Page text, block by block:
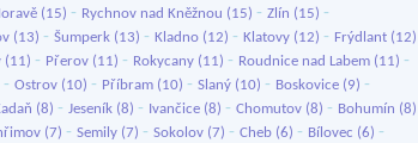
(15) - Rychnov nad Kněžnou (15) - Zlín (15) -
(13) - Šumperk (13) - Kladno (12) - Klatovy (12) - Frýdlant (12)
(11) - Přerov (11) - Rokycany (11) - Roudnice nad Labem (11) -
- Ostrov (10) - Příbram (10) - Slaný (10) - Boskovice (9) -
(8) - Jeseník (8) - Ivančice (8) - Chomutov (8) - Bohumín (8)
(7) - Semily (7) - Sokolov (7) - Cheb (6) - Bílovec (6) -